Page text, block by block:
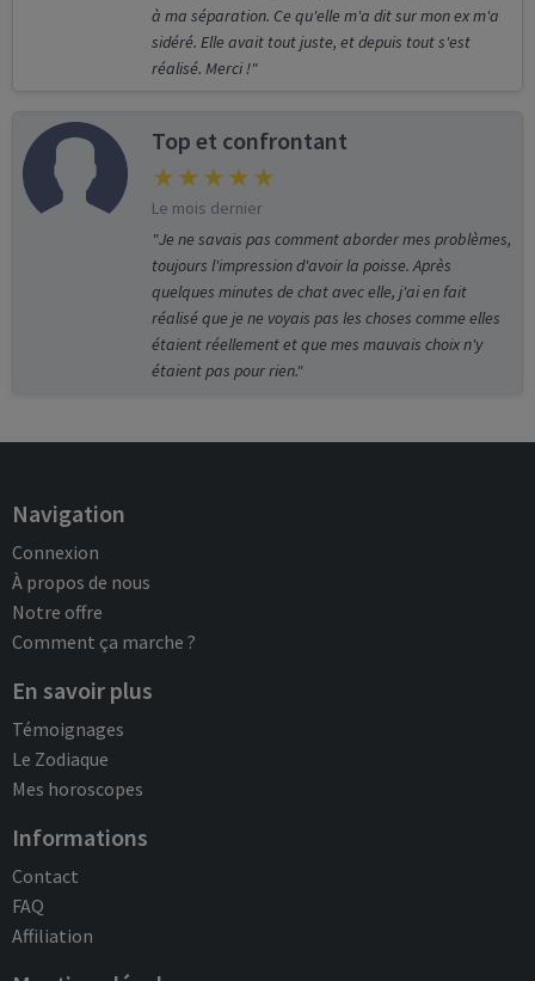
à ma séparation. Ce qu'elle m'a dit sur mon ex m'a
sidéré. Elle avait tout juste, et depuis tout s'est
réalisé. Merci !"
Top et confrontant
Le mois dernier
"Je ne savais pas comment aborder mes problèmes,
toujours l'impression d'avoir la poisse. Après
quelques minutes de chat avec elle, j'ai en fait
réalisé que je ne voyais pas les choses comme elles
étaient réellement et que mes mauvais choix n'y
étaient pas pour rien."
Navigation
Connexion
À propos de nous
Notre offre
Comment ça marche ?
En savoir plus
Témoignages
Le Zodiaque
Mes horoscopes
Informations
Contact
FAQ
Affiliation